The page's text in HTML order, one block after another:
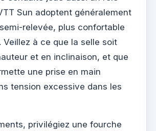
Sun adoptent généralement
relevée, plus confortable
Veillez à ce que la selle soit
et en inclinaison, et que
une prise en main
tension excessive dans les
privilégiez une fourche